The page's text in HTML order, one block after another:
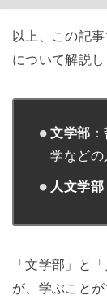
以上、この記
について解説し
文学部
学など
人文学部
「文学部」と
が、学ぶこと